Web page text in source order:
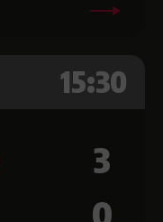
15:30
3
0